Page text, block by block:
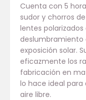
Cuenta con 5
sudor y chorros
lentes
deslumbramiento
exposición solar.
eficazmente los
fabricación en
lo hace ideal
aire libre.